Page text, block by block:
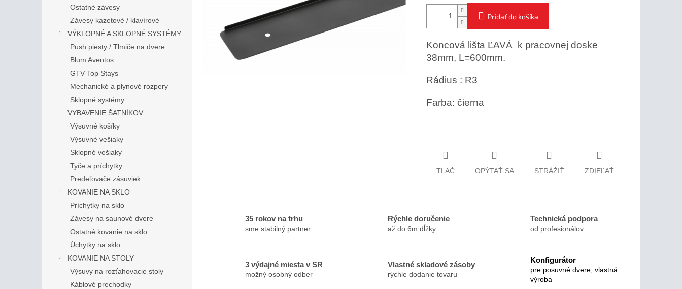
Ostatné závesy
Závesy kazetové / klavírové
VÝKLOPNÉ A SKLOPNÉ SYSTÉMY
Push piesty / Tlmiče na dvere
Blum Aventos
GTV Top Stays
Mechanické a plynové rozpery
Sklopné systémy
VYBAVENIE ŠATNÍKOV
Výsuvné košíky
Výsuvné vešiaky
Sklopné vešiaky
Tyče a príchytky
Predeľovače zásuviek
KOVANIE NA SKLO
Príchytky na sklo
Závesy na saunové dvere
Ostatné kovanie na sklo
Úchytky na sklo
KOVANIE NA STOLY
Výsuvy na rozťahovacie stoly
Káblové prechodky
Pridať do košíka
Koncová lišta ĽAVÁ k pracovnej doske
38mm, L=600mm.
Rádius : R3
Farba: čierna
TLAČ OPÝTAŤ SA STRÁŽIŤ ZDIEĽAŤ
35 rokov na trhu
sme stabilný partner
Rýchle doručenie
až do 6m dĺžky
Technická podpora
od profesionálov
3 výdajné miesta v SR
možný osobný odber
Vlastné skladové zásoby
rýchle dodanie tovaru
Konfigurátor
pre posuvné dvere, vlastná
výroba